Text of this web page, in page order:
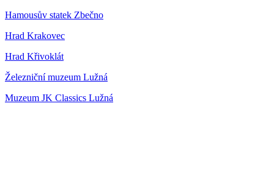
Hamousův statek Zbečno
Hrad Krakovec
Hrad Křivoklát
Železniční muzeum Lužná
Muzeum JK Classics Lužná